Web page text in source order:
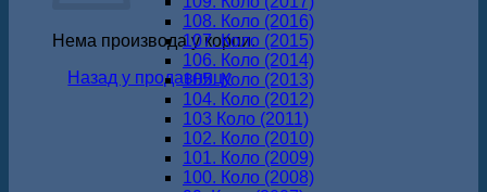
Нема производа у корпи.
Назад у продавницу
108. Коло (2016)
107. Коло (2015)
106. Коло (2014)
105. Коло (2013)
104. Коло (2012)
103 Коло (2011)
102. Коло (2010)
101. Коло (2009)
100. Коло (2008)